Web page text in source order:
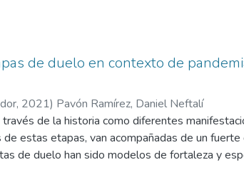
de la persona: me refiero a la
de duelo en contexto de
2021) Pavón Ramírez, Daniel Neftalí
de la historia como diferentes
de estas etapas, van acompañadas de un
de duelo han sido modelos de fortaleza y
perspectiva la pastoral debe cumplir un